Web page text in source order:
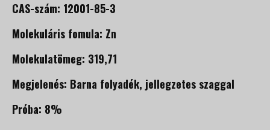
CAS-szám: 12001-85-3
Molekuláris fomula: Zn
Molekulatömeg: 319,71
Megjelenés: Barna folyadék, jellegzetes szaggal
Próba: 8%